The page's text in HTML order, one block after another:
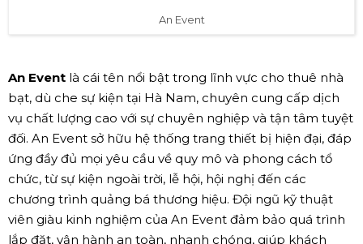
An Event
An Event là cái tên nổi bật trong lĩnh vực cho thuê nhà
bạt, dù che sự kiện tại Hà Nam, chuyên cung cấp dịch
vụ chất lượng cao với sự chuyên nghiệp và tận tâm tuyệt
đối. An Event sở hữu hệ thống trang thiết bị hiện đại, đáp
ứng đầy đủ mọi yêu cầu về quy mô và phong cách tổ
chức, từ sự kiện ngoài trời, lễ hội, hội nghị đến các
chương trình quảng bá thương hiệu. Đội ngũ kỹ thuật
viên giàu kinh nghiệm của An Event đảm bảo quá trình
lắp đặt, vận hành an toàn, nhanh chóng, giúp khách